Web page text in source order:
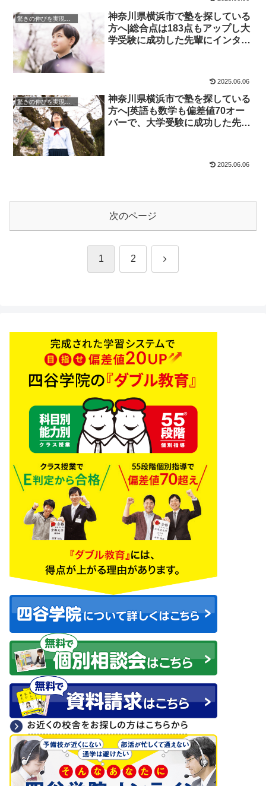
神奈川県横浜市で塾を探している
方へ|総合点は183点もアップし大
学受験に成功した先輩にインタビ
2025.06.06
驚きの伸びを実現｜先輩列伝
神奈川県横浜市で塾を探している
方へ|英語も数学も偏差値70オー
バーで、大学受験に成功した先輩
2025.06.06
次のページ
1 2 次